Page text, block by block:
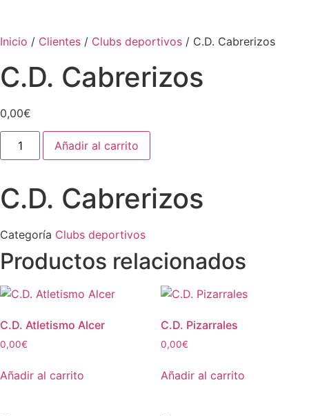
Inicio / Clientes / Clubs deportivos / C.D. Cabrerizos
C.D. Cabrerizos
0,00€
C.D.
Cabrerizos
cantidad
Añadir al carrito
C.D. Cabrerizos
Categoría Clubs deportivos
Productos relacionados
C.D. Atletismo Alcer
0,00€
Añadir al carrito
C.D. Pizarrales
0,00€
Añadir al carrito